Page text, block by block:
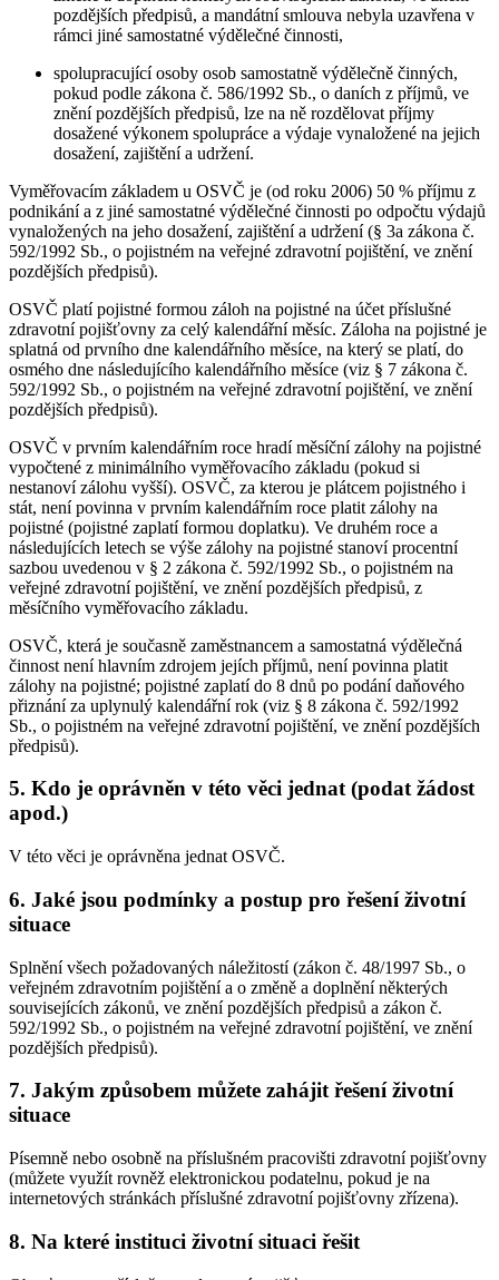
pozdějších předpisů, a mandátní smlouva nebyla uzavřena v
rámci jiné samostatné výdělečné činnosti,
spolupracující osoby osob samostatně výdělečně činných,
pokud podle zákona č. 586/1992 Sb., o daních z příjmů, ve
znění pozdějších předpisů, lze na ně rozdělovat příjmy
dosažené výkonem spolupráce a výdaje vynaložené na jejich
dosažení, zajištění a udržení.
Vyměřovacím základem u OSVČ je (od roku 2006) 50 % příjmu z
podnikání a z jiné samostatné výdělečné činnosti po odpočtu výdajů
vynaložených na jeho dosažení, zajištění a udržení (§ 3a zákona č.
592/1992 Sb., o pojistném na veřejné zdravotní pojištění, ve znění
pozdějších předpisů).
OSVČ platí pojistné formou záloh na pojistné na účet příslušné
zdravotní pojišťovny za celý kalendářní měsíc. Záloha na pojistné je
splatná od prvního dne kalendářního měsíce, na který se platí, do
osmého dne následujícího kalendářního měsíce (viz § 7 zákona č.
592/1992 Sb., o pojistném na veřejné zdravotní pojištění, ve znění
pozdějších předpisů).
OSVČ v prvním kalendářním roce hradí měsíční zálohy na pojistné
vypočtené z minimálního vyměřovacího základu (pokud si
nestanoví zálohu vyšší). OSVČ, za kterou je plátcem pojistného i
stát, není povinna v prvním kalendářním roce platit zálohy na
pojistné (pojistné zaplatí formou doplatku). Ve druhém roce a
následujících letech se výše zálohy na pojistné stanoví procentní
sazbou uvedenou v § 2 zákona č. 592/1992 Sb., o pojistném na
veřejné zdravotní pojištění, ve znění pozdějších předpisů, z
měsíčního vyměřovacího základu.
OSVČ, která je současně zaměstnancem a samostatná výdělečná
činnost není hlavním zdrojem jejích příjmů, není povinna platit
zálohy na pojistné; pojistné zaplatí do 8 dnů po podání daňového
přiznání za uplynulý kalendářní rok (viz § 8 zákona č. 592/1992
Sb., o pojistném na veřejné zdravotní pojištění, ve znění pozdějších
předpisů).
5. Kdo je oprávněn v této věci jednat (podat žádost
apod.)
V této věci je oprávněna jednat OSVČ.
6. Jaké jsou podmínky a postup pro řešení životní
situace
Splnění všech požadovaných náležitostí (zákon č. 48/1997 Sb., o
veřejném zdravotním pojištění a o změně a doplnění některých
souvisejících zákonů, ve znění pozdějších předpisů a zákon č.
592/1992 Sb., o pojistném na veřejné zdravotní pojištění, ve znění
pozdějších předpisů).
7. Jakým způsobem můžete zahájit řešení životní
situace
Písemně nebo osobně na příslušném pracovišti zdravotní pojišťovny
(můžete využít rovněž elektronickou podatelnu, pokud je na
internetových stránkách příslušné zdravotní pojišťovny zřízena).
8. Na které instituci životní situaci řešit